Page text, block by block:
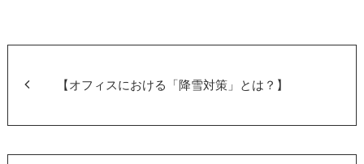
【オフィスにおける「降雪対策」とは？】